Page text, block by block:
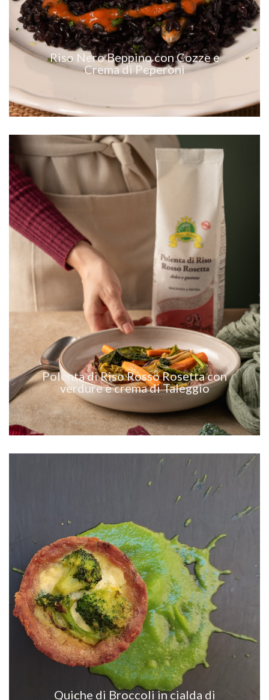
Riso Nero Beppino con Cozze e
Crema di Peperoni
VEDI RICETTA
Polenta di Riso Rosso Rosetta con
verdure e crema di Taleggio
VEDI RICETTA
Quiche di Broccoli in cialda di
VEDI RICETTA